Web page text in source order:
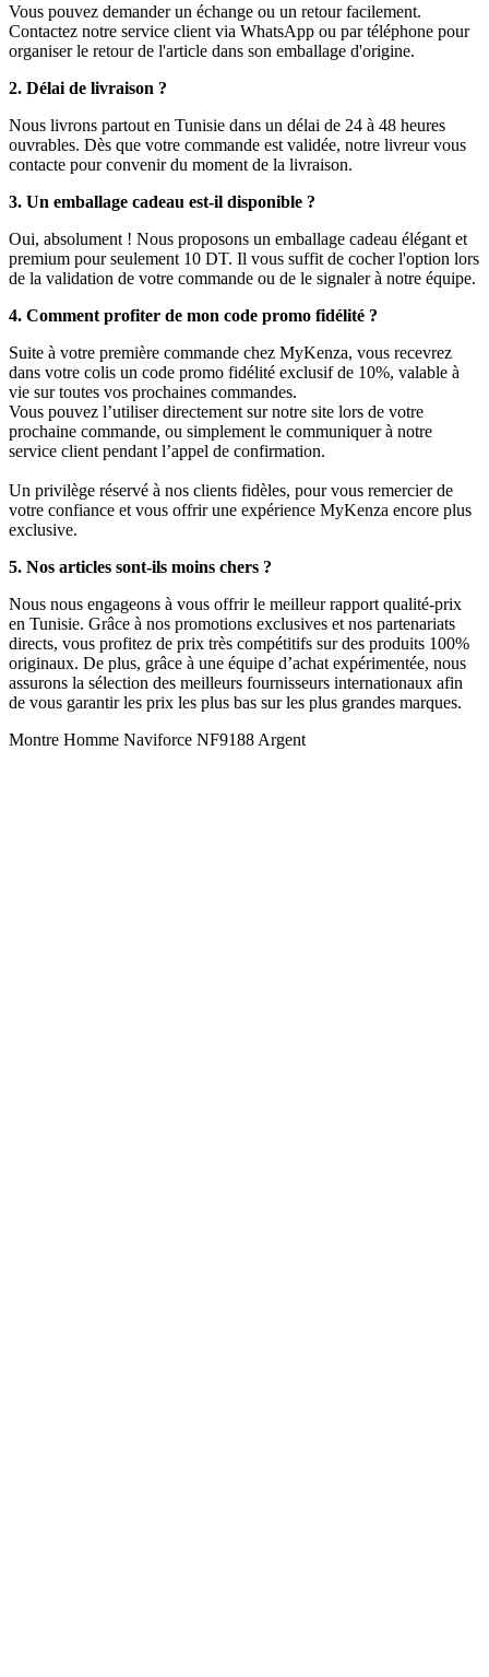
Vous pouvez demander un échange ou un retour facilement.
Contactez notre service client via WhatsApp ou par téléphone pour
organiser le retour de l'article dans son emballage d'origine.
2. Délai de livraison ?
Nous livrons partout en Tunisie dans un délai de 24 à 48 heures
ouvrables. Dès que votre commande est validée, notre livreur vous
contacte pour convenir du moment de la livraison.
3. Un emballage cadeau est-il disponible ?
Oui, absolument ! Nous proposons un emballage cadeau élégant et
premium pour seulement 10 DT. Il vous suffit de cocher l'option lors
de la validation de votre commande ou de le signaler à notre équipe.
4. Comment profiter de mon code promo fidélité ?
Suite à votre première commande chez MyKenza, vous recevrez
dans votre colis un code promo fidélité exclusif de 10%, valable à
vie sur toutes vos prochaines commandes.
Vous pouvez l’utiliser directement sur notre site lors de votre
prochaine commande, ou simplement le communiquer à notre
service client pendant l’appel de confirmation.
Un privilège réservé à nos clients fidèles, pour vous remercier de
votre confiance et vous offrir une expérience MyKenza encore plus
exclusive.
5. Nos articles sont-ils moins chers ?
Nous nous engageons à vous offrir le meilleur rapport qualité-prix
en Tunisie. Grâce à nos promotions exclusives et nos partenariats
directs, vous profitez de prix très compétitifs sur des produits 100%
originaux. De plus, grâce à une équipe d’achat expérimentée, nous
assurons la sélection des meilleurs fournisseurs internationaux afin
de vous garantir les prix les plus bas sur les plus grandes marques.
Montre Homme Naviforce NF9188 Argent